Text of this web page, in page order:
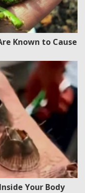
Known to Cause
Your Body